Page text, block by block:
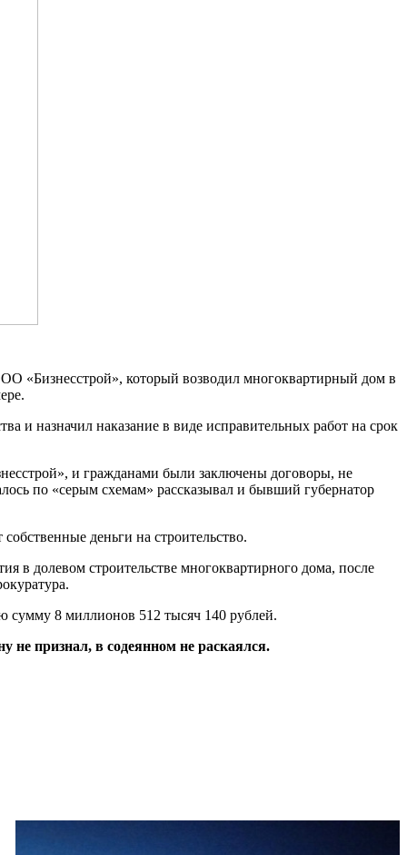
«Бизнесстрой», который возводил многоквартирный дом в
и назначил наказание в виде исправительных работ на срок
и гражданами были заключены договоры, не
по «серым схемам» рассказывал и бывший губернатор
деньги на строительство.
в долевом строительстве многоквартирного дома, после
сумму 8 миллионов 512 тысяч 140 рублей.
не признал, в содеянном не раскаялся.